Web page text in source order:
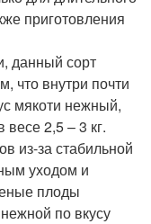
приготовления
данный сорт
что внутри почти
мякоти нежный,
весе 2,5 – 3 кг.
из-за стабильной
уходом и
плоды
по вкусу